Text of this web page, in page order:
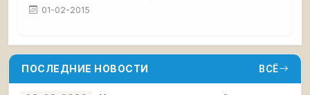
01-02-2015
ПОСЛЕДНИЕ НОВОСТИ ВСЁ